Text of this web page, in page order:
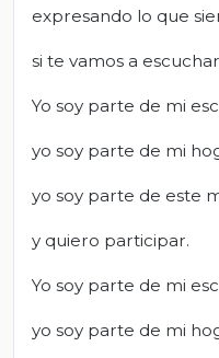
expresando lo que
si te vamos a
Yo soy parte de mi
yo soy parte de mi
yo soy parte de este
y quiero participar.
Yo soy parte de mi
yo soy parte de mi